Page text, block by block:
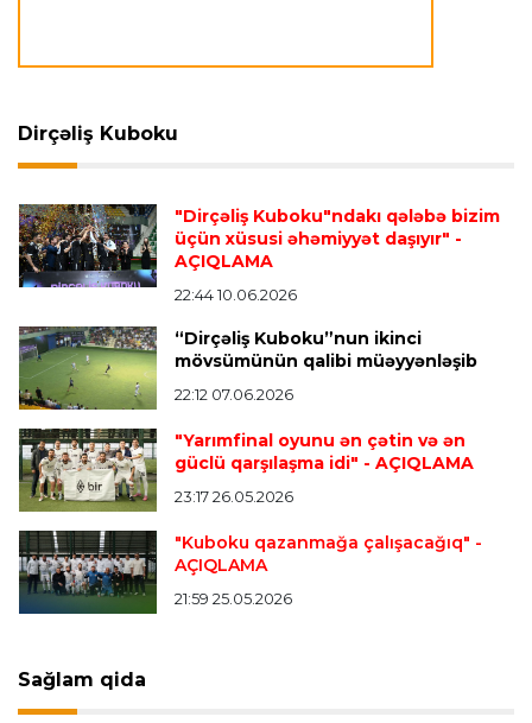
Transfer 23:09 07.08.2026
hazırlaşır
"Real" argentinalı futbolçusunu "Fiorentina"ya
icarəyə göndərdi
Transfer 22:57 07.08.2026
"Qranada" Zinəddin Zidanın oğlu ilə yollarını
ayırdı
Transfer 22:54 07.08.2026
"Mançester Siti" argentinalı qapıçını transfer
edir
Offside 19:46 07.08.2026
bürünc medalın sahibi müəyyənləşdi
Dirçəliş Kuboku
"Dirçəliş Kuboku"ndakı qələbə bizim
üçün xüsusi əhəmiyyət daşıyır" -
AÇIQLAMA
22:44 10.06.2026
“Dirçəliş Kuboku”nun ikinci
mövsümünün qalibi müəyyənləşib
22:12 07.06.2026
"Yarımfinal oyunu ən çətin və ən
güclü qarşılaşma idi" - AÇIQLAMA
23:17 26.05.2026
"Kuboku qazanmağa çalışacağıq" -
AÇIQLAMA
21:59 25.05.2026
Sağlam qida